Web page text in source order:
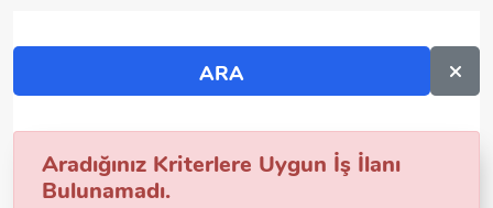
Aradığınız Kriterlere Uygun İş İlanı
Bulunamadı.